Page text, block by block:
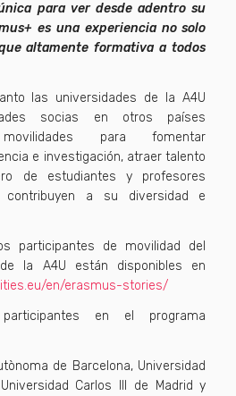
para ver desde adentro su
es una experiencia no solo
altamente formativa a todos
las universidades de la A4U
socias en otros países
para fomentar
e investigación, atraer talento
de estudiantes y profesores
a su diversidad e
participantes de movilidad del
la A4U están disponibles en
en/erasmus-stories/
en el programa
de Barcelona, Universidad
Carlos III de Madrid y